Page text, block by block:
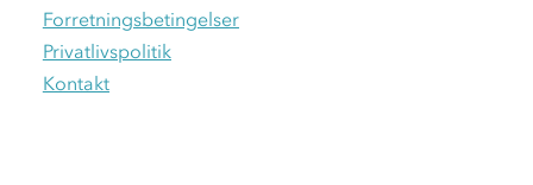
Forretningsbetingelser
Privatlivspolitik
Kontakt